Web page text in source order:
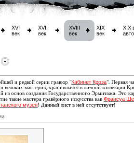
XVI
век
XVII
век
XVIII
век
XIX
век
XIX
и редкой серии гравюр "Кабинет Кроза". Первая
великих мастеров, хранившаяся в личной коллекции
из основ создания Государственного Эрмитажа. Это
такие мастера гравёрного искусства как Франсуа
музея! Данный лист в ней отсутствует!